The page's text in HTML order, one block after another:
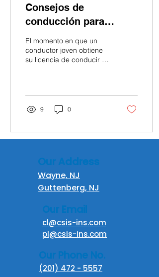
Consejos de
conducción para
conductores jóvenes
El momento en que un
conductor joven obtiene
su licencia de conducir es
9 0
Our Address
Wayne, NJ
Guttenberg, NJ
Our Email
cl@csis-ins.com
pl@csis-ins.com
Our Phone No.
(201) 472 - 5557